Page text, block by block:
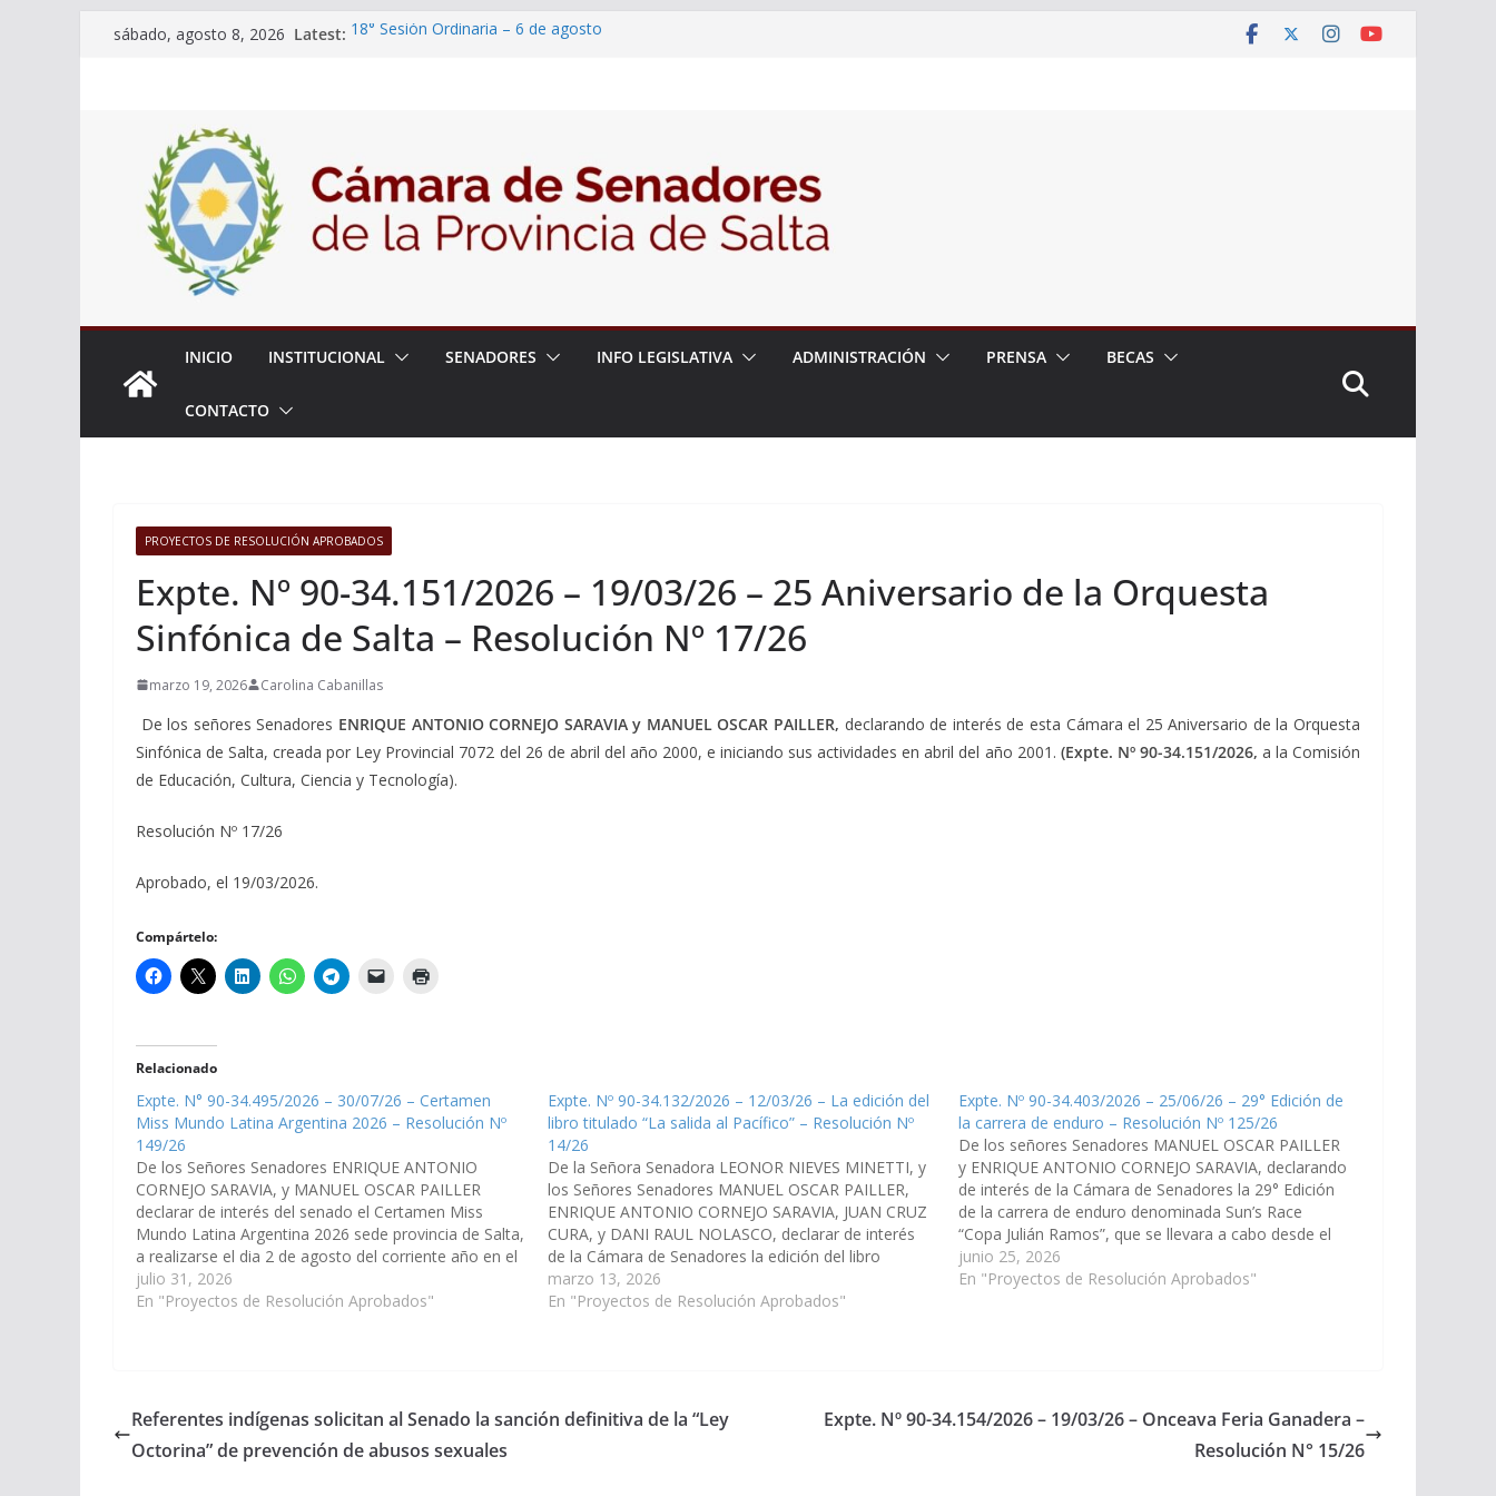
sábado, agosto 8, 2026 Latest: 18° Sesión Ordinaria – 6 de agosto
Expte. Nº 90-34.516/2026 – 06/08/26 – Créase el Ente Salteño
de Protección y Control Vegetal
INICIO INSTITUCIONAL SENADORES INFO LEGISLATIVA ADMINISTRACIÓN PRENSA BECAS
CONTACTO
PROYECTOS DE RESOLUCIÓN APROBADOS
Expte. Nº 90-34.151/2026 – 19/03/26 – 25 Aniversario de la Orquesta
Sinfónica de Salta – Resolución Nº 17/26
marzo 19, 2026 Carolina Cabanillas
De los señores Senadores ENRIQUE ANTONIO CORNEJO SARAVIA y MANUEL OSCAR PAILLER, declarando de interés de esta Cámara el 25 Aniversario de la Orquesta
Sinfónica de Salta, creada por Ley Provincial 7072 del 26 de abril del año 2000, e iniciando sus actividades en abril del año 2001. (Expte. Nº 90-34.151/2026, a la Comisión
de Educación, Cultura, Ciencia y Tecnología).
Resolución Nº 17/26
Aprobado, el 19/03/2026.
Compártelo:
Relacionado
Expte. N° 90-34.495/2026 – 30/07/26 – Certamen
Miss Mundo Latina Argentina 2026 – Resolución Nº
149/26
De los Señores Senadores ENRIQUE ANTONIO
CORNEJO SARAVIA, y MANUEL OSCAR PAILLER
declarar de interés del senado el Certamen Miss
Mundo Latina Argentina 2026 sede provincia de Salta,
a realizarse el dia 2 de agosto del corriente año en el
Hotel Sheraton de la ciudad de Salta. (Expte. N° 90-
34.495/2026).…
julio 31, 2026
En "Proyectos de Resolución Aprobados"
Expte. Nº 90-34.132/2026 – 12/03/26 – La edición del
libro titulado “La salida al Pacífico” – Resolución Nº
14/26
De la Señora Senadora LEONOR NIEVES MINETTI, y
los Señores Senadores MANUEL OSCAR PAILLER,
ENRIQUE ANTONIO CORNEJO SARAVIA, JUAN CRUZ
CURA, y DANI RAUL NOLASCO, declarar de interés
de la Cámara de Senadores la edición del libro
titulado "La salida al Pacífico", de autoría de José
Edgardo Plaza, cuya presentación…
marzo 13, 2026
En "Proyectos de Resolución Aprobados"
Expte. Nº 90-34.403/2026 – 25/06/26 – 29° Edición de
la carrera de enduro – Resolución Nº 125/26
De los señores Senadores MANUEL OSCAR PAILLER
y ENRIQUE ANTONIO CORNEJO SARAVIA, declarando
de interés de la Cámara de Senadores la 29° Edición
de la carrera de enduro denominada Sun’s Race
“Copa Julián Ramos”, que se llevara a cabo desde el
10 al 12 de julio del presente año en la…
junio 25, 2026
En "Proyectos de Resolución Aprobados"
Referentes indígenas solicitan al Senado la sanción definitiva de la “Ley
Octorina” de prevención de abusos sexuales
Expte. Nº 90-34.154/2026 – 19/03/26 – Onceava Feria Ganadera –
Resolución N° 15/26